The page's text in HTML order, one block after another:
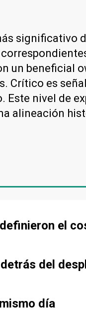
significativo
un beneficial
Crítico es
nivel de
alineación
el
del
día